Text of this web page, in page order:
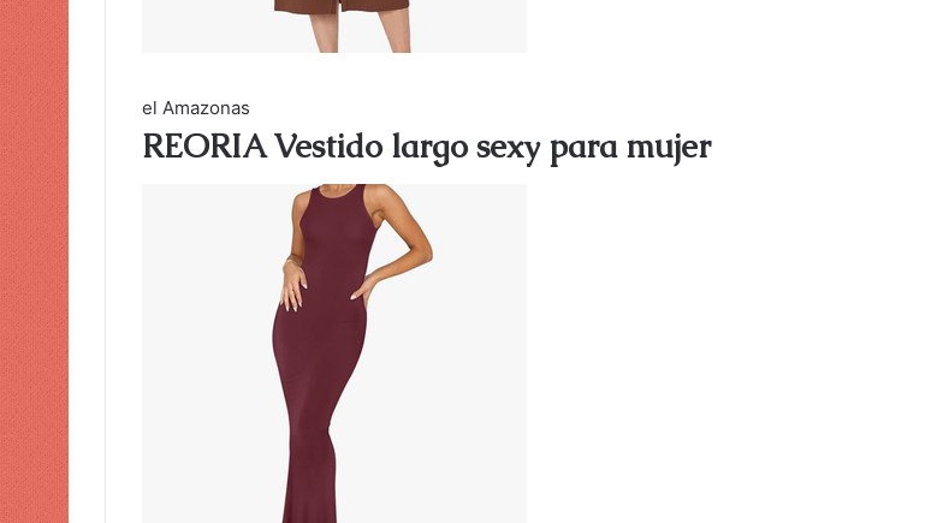
el Amazonas
REORIA Vestido largo sexy para mujer